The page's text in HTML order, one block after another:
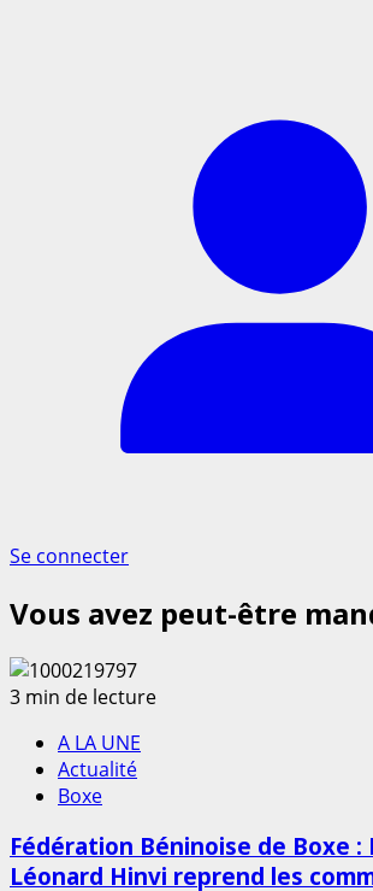
Se connecter
Vous avez peut-être
3 min de lecture
A LA UNE
Actualité
Boxe
Fédération Béninoise de Boxe :
Léonard Hinvi reprend les